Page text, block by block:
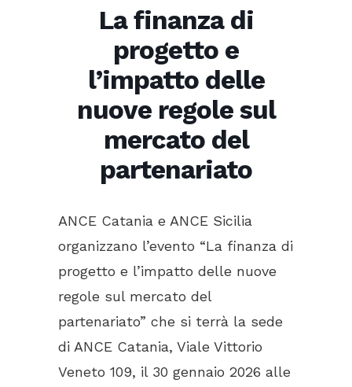
La finanza di
progetto e
l’impatto delle
nuove regole sul
mercato del
partenariato
ANCE Catania e ANCE Sicilia
organizzano l’evento “La finanza di
progetto e l’impatto delle nuove
regole sul mercato del
partenariato” che si terrà la sede
di ANCE Catania, Viale Vittorio
Veneto 109, il 30 gennaio 2026 alle